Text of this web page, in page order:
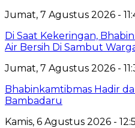
Jumat, 7 Agustus 2026 -
Di Saat Kekeringan,
Air Bersih Di Sambut
Jumat, 7 Agustus 2026 -
Bhabinkamtibmas Hadir
Bambadaru
Kamis, 6 Agustus 2026 -